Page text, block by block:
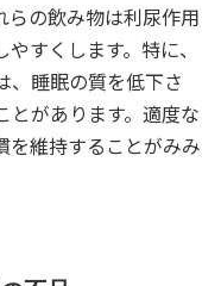
らの飲み物は利尿作用
すくします。特に、
、睡眠の質を低下さ
とがあります。適度な
を維持することがみみ